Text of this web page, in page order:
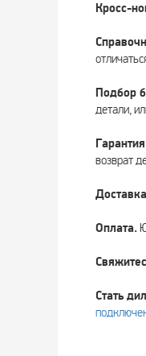
Кросс-
Подбор
детали,
возврат
Оплата.
Стать